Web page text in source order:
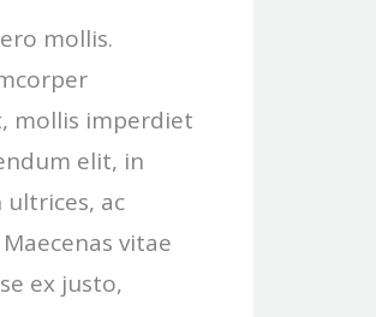
mollis.
mollis imperdiet
elit, in
ac
vitae
ex justo,